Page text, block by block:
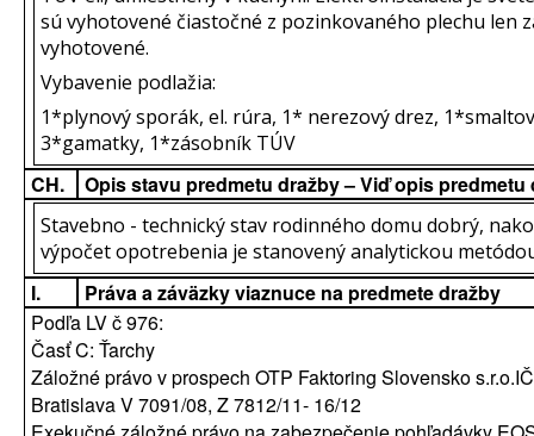
sú vyhotovené čiastočné z pozinkovaného plechu len
vyhotovené.
Vybavenie podlažia:
1*plynový sporák, el. rúra, 1* nerezový drez,
3*gamatky, 1*zásobník TÚV
CH. Opis stavu predmetu dražby – Viď opis predmetu
Stavebno - technický stav rodinného domu dobrý,
výpočet opotrebenia je stanovený analytickou
I.
Práva a záväzky viaznuce na predmete dražby
Podľa LV č 976:
Časť C: Ťarchy
Záložné právo v prospech OTP Faktoring Slovensko
Bratislava V 7091/08, Z 7812/11- 16/12